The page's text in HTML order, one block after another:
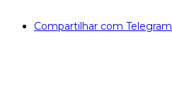
Compartilhar com Telegram